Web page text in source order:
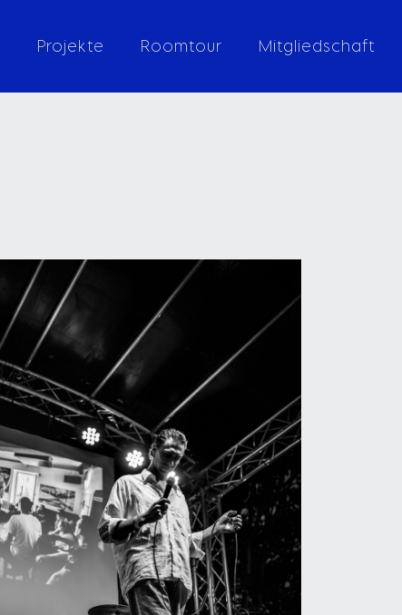
Projekte Roomtour Mitgliedschaft